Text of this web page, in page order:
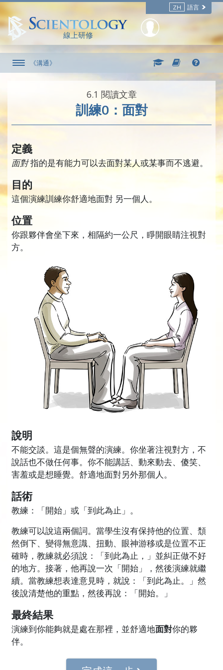
ZH 語言
線上研修
《溝通》
6.‎1 閱讀文章
訓練0：面對
定義
面對指的是有能力可以去面對某人或某事而不逃避。
目的
這個演練訓練你舒適地面對 另一個人。
位置
你跟夥伴會坐下來，相隔約一公尺，睜開眼睛注視對
方。
說明
不能交談。這是個無聲的演練。你坐著注視對方，不
說話也不做任何事。你不能講話、動來動去、傻笑、
害羞或是想睡覺。 舒適地面對另外那個人。
話術
教練：「開始」或「到此為止」。
教練可以說這兩個詞。當學生沒有保持他的位置、頹
然倒下、變得無意識、扭動、眼神游移或是位置不正
確時，教練就必須說：「到此為止，」並糾正做不好
的地方。接著，他再說一次「開始」，然後演練就繼
續。當教練想表達意見時，就說：「到此為止。」然
後說清楚他的重點，然後再說：「開始。」
最終結果
演練到你能夠就是處在那裡，並舒適地面對你的夥
伴。